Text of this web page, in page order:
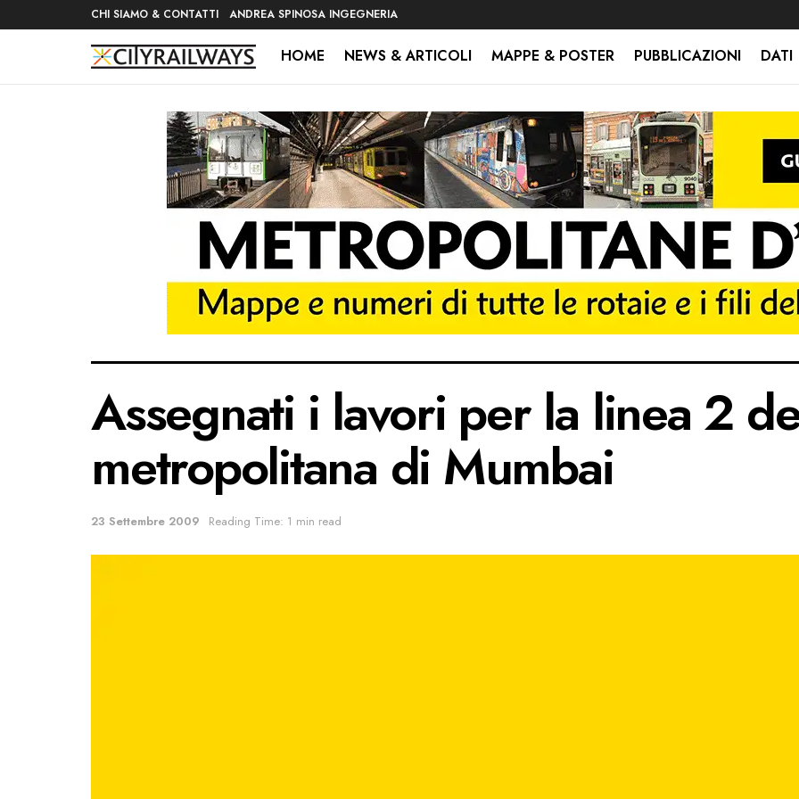
CHI SIAMO & CONTATTI ANDREA SPINOSA INGEGNERIA
HOME NEWS & ARTICOLI MAPPE & POSTER PUBBLICAZIONI DATI
Assegnati i lavori per la linea 2
metropolitana di Mumbai
23 Settembre 2009 Reading Time: 1 min read